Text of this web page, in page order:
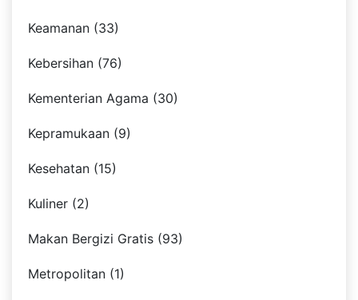
Keamanan (33)
Kebersihan (76)
Kementerian Agama (30)
Kepramukaan (9)
Kesehatan (15)
Kuliner (2)
Makan Bergizi Gratis (93)
Metropolitan (1)